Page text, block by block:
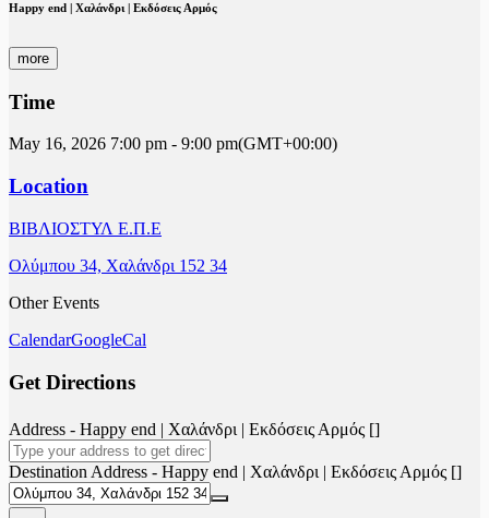
Happy end | Χαλάνδρι | Εκδόσεις Αρμός
more
Time
May 16, 2026 7:00 pm - 9:00 pm(GMT+00:00)
Location
ΒΙΒΛΙΟΣΤΥΛ Ε.Π.Ε
Ολύμπου 34, Χαλάνδρι 152 34
Other Events
CalendarGoogleCal
Get Directions
Address - Happy end | Χαλάνδρι | Εκδόσεις Αρμός []
Destination Address - Happy end | Χαλάνδρι | Εκδόσεις Αρμός []